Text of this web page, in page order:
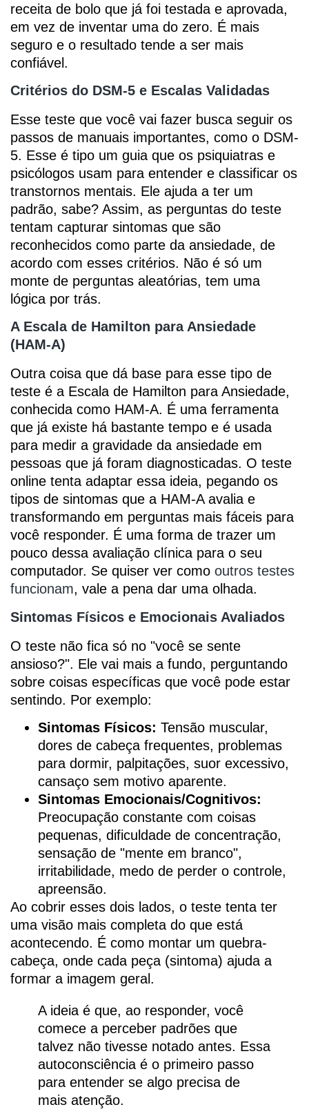
receita de bolo que já foi testada e aprovada,
em vez de inventar uma do zero. É mais
seguro e o resultado tende a ser mais
confiável.
Critérios do DSM-5 e Escalas Validadas
Esse teste que você vai fazer busca seguir os
passos de manuais importantes, como o DSM-
5. Esse é tipo um guia que os psiquiatras e
psicólogos usam para entender e classificar os
transtornos mentais. Ele ajuda a ter um
padrão, sabe? Assim, as perguntas do teste
tentam capturar sintomas que são
reconhecidos como parte da ansiedade, de
acordo com esses critérios. Não é só um
monte de perguntas aleatórias, tem uma
lógica por trás.
A Escala de Hamilton para Ansiedade
(HAM-A)
Outra coisa que dá base para esse tipo de
teste é a Escala de Hamilton para Ansiedade,
conhecida como HAM-A. É uma ferramenta
que já existe há bastante tempo e é usada
para medir a gravidade da ansiedade em
pessoas que já foram diagnosticadas. O teste
online tenta adaptar essa ideia, pegando os
tipos de sintomas que a HAM-A avalia e
transformando em perguntas mais fáceis para
você responder. É uma forma de trazer um
pouco dessa avaliação clínica para o seu
computador. Se quiser ver como outros testes
funcionam, vale a pena dar uma olhada.
Sintomas Físicos e Emocionais Avaliados
O teste não fica só no "você se sente
ansioso?". Ele vai mais a fundo, perguntando
sobre coisas específicas que você pode estar
sentindo. Por exemplo:
Sintomas Físicos: Tensão muscular,
dores de cabeça frequentes, problemas
para dormir, palpitações, suor excessivo,
cansaço sem motivo aparente.
Sintomas Emocionais/Cognitivos:
Preocupação constante com coisas
pequenas, dificuldade de concentração,
sensação de "mente em branco",
irritabilidade, medo de perder o controle,
apreensão.
Ao cobrir esses dois lados, o teste tenta ter
uma visão mais completa do que está
acontecendo. É como montar um quebra-
cabeça, onde cada peça (sintoma) ajuda a
formar a imagem geral.
A ideia é que, ao responder, você
comece a perceber padrões que
talvez não tivesse notado antes. Essa
autoconsciência é o primeiro passo
para entender se algo precisa de
mais atenção.